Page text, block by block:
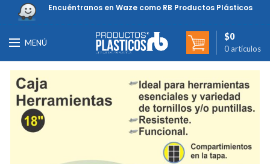
Encuéntranos en Waze como RB Productos Plásticos
MENÚ
0 artículos
$0